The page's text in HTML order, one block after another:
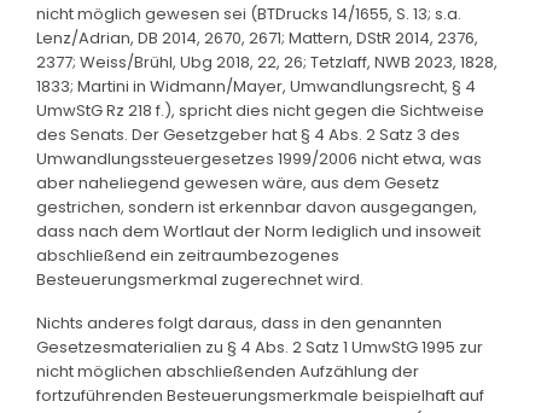
nicht möglich gewesen sei (BTDrucks 14/1655, S. 13; s.a.
Lenz/Adrian, DB 2014, 2670, 2671; Mattern, DStR 2014, 2376,
2377; Weiss/Brühl, Ubg 2018, 22, 26; Tetzlaff, NWB 2023, 1828,
1833; Martini in Widmann/Mayer, Umwandlungsrecht, § 4
UmwStG Rz 218 f.), spricht dies nicht gegen die Sichtweise
des Senats. Der Gesetzgeber hat § 4 Abs. 2 Satz 3 des
Umwandlungssteuergesetzes 1999/2006 nicht etwa, was
aber naheliegend gewesen wäre, aus dem Gesetz
gestrichen, sondern ist erkennbar davon ausgegangen,
dass nach dem Wortlaut der Norm lediglich und insoweit
abschließend ein zeitraumbezogenes
Besteuerungsmerkmal zugerechnet wird.
Nichts anderes folgt daraus, dass in den genannten
Gesetzesmaterialien zu § 4 Abs. 2 Satz 1 UmwStG 1995 zur
nicht möglichen abschließenden Aufzählung der
fortzuführenden Besteuerungsmerkmale beispielhaft auf